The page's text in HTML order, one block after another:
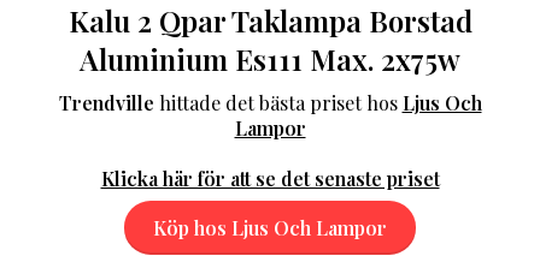
Kalu 2 Qpar Taklampa Borstad
Aluminium Es111 Max. 2x75w
Trendville hittade det bästa priset hos Ljus Och
Lampor
Klicka här för att se det senaste priset
Köp hos Ljus Och Lampor